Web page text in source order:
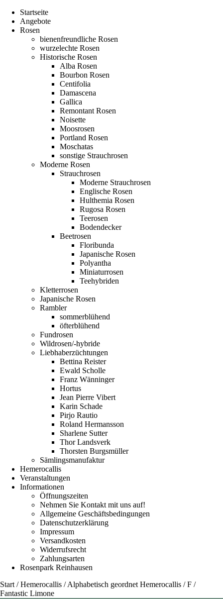
Startseite
Angebote
Rosen
bienenfreundliche Rosen
wurzelechte Rosen
Historische Rosen
Alba Rosen
Bourbon Rosen
Centifolia
Damascena
Gallica
Remontant Rosen
Noisette
Moosrosen
Portland Rosen
Moschatas
sonstige Strauchrosen
Moderne Rosen
Strauchrosen
Moderne Strauchrosen
Englische Rosen
Hulthemia Rosen
Rugosa Rosen
Teerosen
Bodendecker
Beetrosen
Floribunda
Japanische Rosen
Polyantha
Miniaturrosen
Teehybriden
Kletterrosen
Japanische Rosen
Rambler
sommerblühend
öfterblühend
Fundrosen
Wildrosen/-hybride
Liebhaberzüchtungen
Bettina Reister
Ewald Scholle
Franz Wänninger
Hortus
Jean Pierre Vibert
Karin Schade
Pirjo Rautio
Roland Hermansson
Sharlene Sutter
Thor Landsverk
Thorsten Burgsmüller
Sämlingsmanufaktur
Hemerocallis
Veranstaltungen
Informationen
Öffnungszeiten
Nehmen Sie Kontakt mit uns auf!
Allgemeine Geschäftsbedingungen
Datenschutzerklärung
Impressum
Versandkosten
Widerrufsrecht
Zahlungsarten
Rosenpark Reinhausen
Start /Hemerocallis /Alphabetisch geordnet Hemerocallis /F /
Fantastic Limone